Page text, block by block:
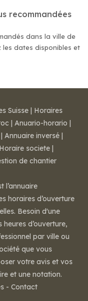
recommandées
dans la ville de
les dates disponibles et
Suisse | Horaires
| Anuario-horario |
| Annuaire inversé |
Horaire societe |
de chantier
l’annuaire
horaires d’ouverture
Besoin d'une
d’ouverture,
par ville ou
que vous
votre avis et vos
et une notation.
- Contact